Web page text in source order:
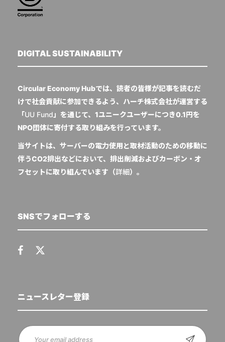
DIGITAL SUSTAINABILITY
Circular Economy Hubでは、読者の皆様が記事を読むだ
けで社会貢献に参加できるよう、ハーチ株式会社が運営する
「UU Fund 」を通じて、1ユニークユーザーにつき0.1円を
NPO団体に寄付する取り組みを行っています。
当サイトは、サーバーの電力使用と取材活動のための移動に
伴うCO2排出などにおいて、排出削減およびカーボン・オ
フセットに取り組んでいます（詳細）。
SNSでフォローする
ニュースレター登録